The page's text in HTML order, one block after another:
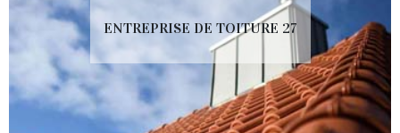
ENTREPRISE DE TOITURE 27